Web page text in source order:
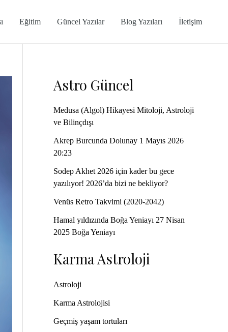
Eğitim Güncel Yazılar Blog Yazıları İletişim
Astro Güncel
Medusa (Algol) Hikayesi Mitoloji, Astroloji
ve Bilinçdışı
Akrep Burcunda Dolunay 1 Mayıs 2026
20:23
Sodep Akhet 2026 için kader bu gece
yazılıyor! 2026’da bizi ne bekliyor?
Venüs Retro Takvimi (2020-2042)
Hamal yıldızında Boğa Yeniayı 27 Nisan
2025 Boğa Yeniayı
Karma Astroloji
Astroloji
Karma Astrolojisi
Geçmiş yaşam tortuları